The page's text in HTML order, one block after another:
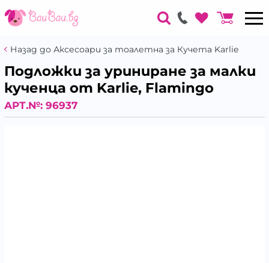
Назад до Аксесоари за тоалетна за Кучета Karlie
Подложки за уриниране за малки
кученца от Karlie, Flamingo
АРТ.№: 96937